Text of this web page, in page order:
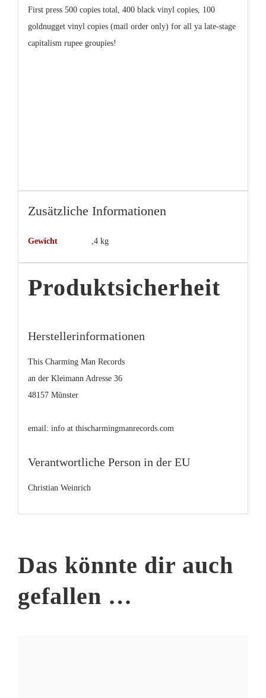
First press 500 copies total, 400 black vinyl copies, 100
goldnugget vinyl copies (mail order only) for all ya late-stage
capitalism rupee groupies!
Zusätzliche Informationen
Gewicht ,4 kg
Produktsicherheit
Herstellerinformationen
This Charming Man Records
an der Kleimann Adresse 36
48157 Münster
email: info at thischarmingmanrecords.com
Verantwortliche Person in der EU
Christian Weinrich
Das könnte dir auch
gefallen …